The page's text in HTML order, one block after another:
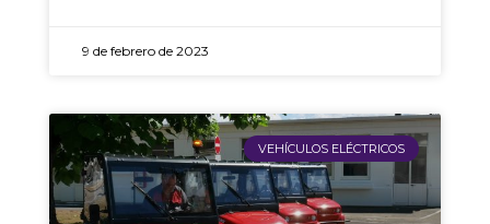
9 de febrero de 2023
VEHÍCULOS ELÉCTRICOS